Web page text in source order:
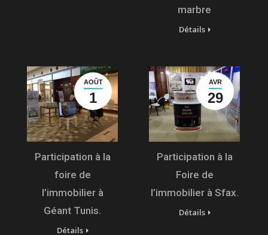
marbre
Détails
AOÛT
1
Participation à la
foire de
l’immobilier à
Géant Tunis.
Détails
AVR
29
Participation à la
Foire de
l’immobilier à Sfax.
Détails